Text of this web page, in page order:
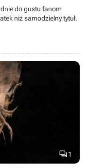
do gustu fanom
niż samodzielny tytuł.
1